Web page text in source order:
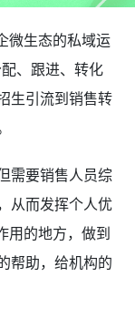
微生态的私域运
、跟进、转化
生引流到销售转
需要销售人员综
从而发挥个人优
用的地方，做到
帮助，给机构的